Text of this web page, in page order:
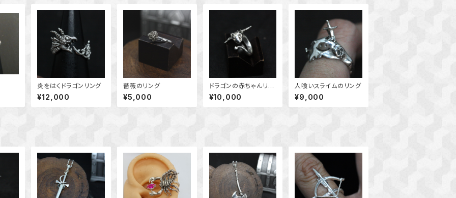
炎をはくドラゴンリング
¥12,000
薔薇のリング
¥5,000
ドラゴンの赤ちゃんリン
グ
¥10,000
人喰いスライムのリング
¥9,000